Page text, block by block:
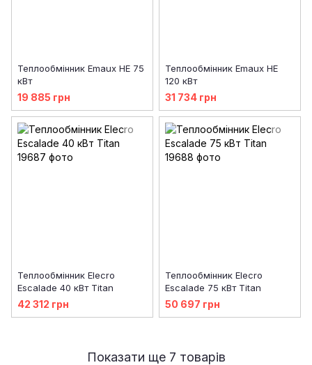
Теплообмінник Emaux HE 75
кВт
19 885 грн
Теплообмінник Emaux HE
120 кВт
31 734 грн
Теплообмінник Elecro
Escalade 40 кВт Titan
42 312 грн
Теплообмінник Elecro
Escalade 75 кВт Titan
50 697 грн
Показати ще 7 товарів